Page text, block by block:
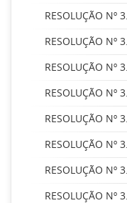
RESOLUÇÃO Nº
RESOLUÇÃO Nº
RESOLUÇÃO Nº
RESOLUÇÃO Nº
RESOLUÇÃO Nº
RESOLUÇÃO Nº
RESOLUÇÃO Nº
RESOLUÇÃO Nº